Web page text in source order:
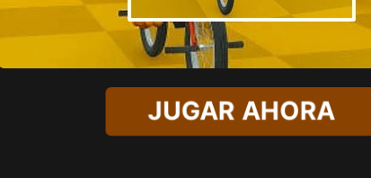
JUGAR AHORA